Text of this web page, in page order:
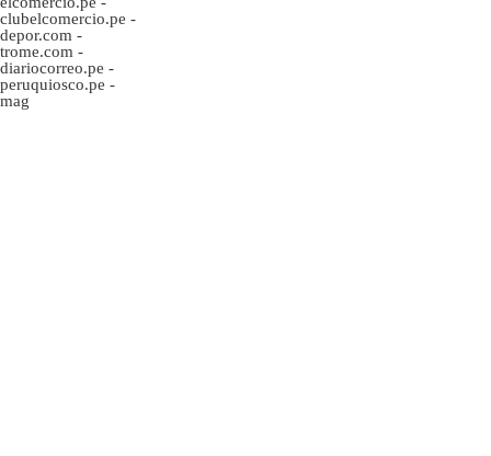
clubelcomercio.pe -
depor.com -
trome.com -
diariocorreo.pe -
peruquiosco.pe -
mag